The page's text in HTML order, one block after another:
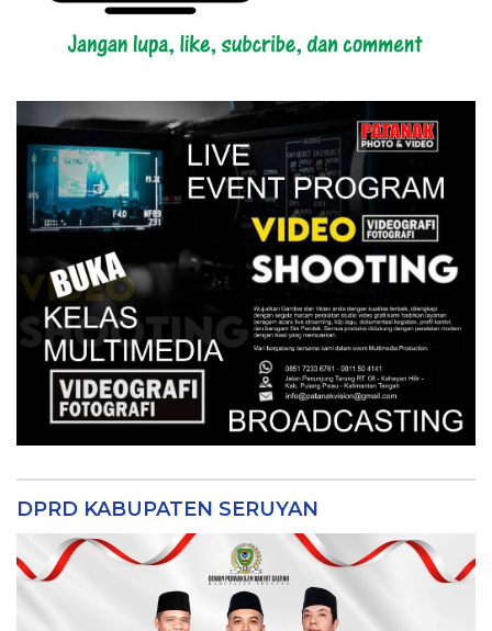
DPRD KABUPATEN SERUYAN